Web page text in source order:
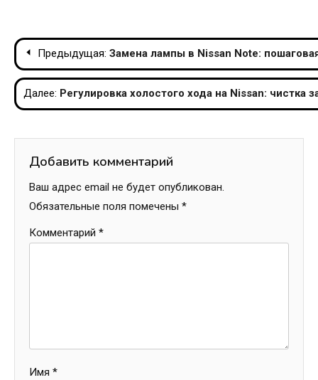
Навигация
по
записям
Предыдущая: Замена лампы в Nissan Note:
Далее: Регулировка холостого хода на Nissan: чистка
Добавить комментарий
Ваш адрес email не будет опубликован.
Обязательные поля помечены *
Комментарий *
Имя *